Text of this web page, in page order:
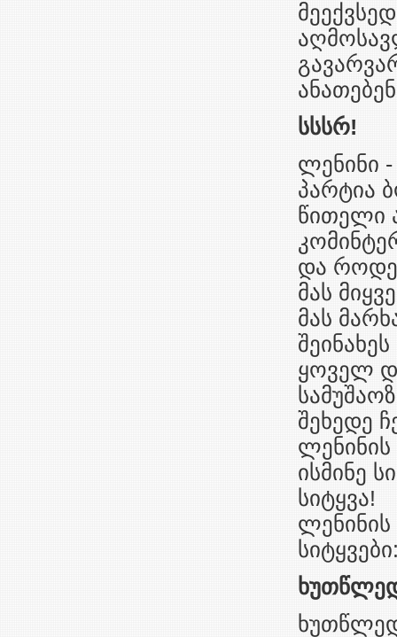
სსსრ!
ლენინი -
პარტია
წითელი
და
მას
მას
ყოველ
შეხედე
ლენინის
ისმინე
სიტყვა!